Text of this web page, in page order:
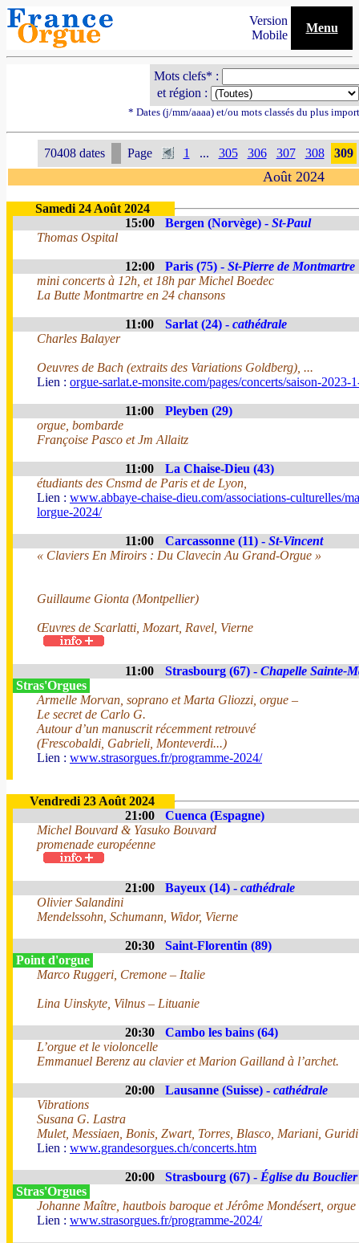
Version
Mobile
Menu
Mots clefs* :
et région :
* Dates (j/mm/aaaa) et/ou mots classés du plus
70408 dates Page 1 ... 305 306 307 308 309
Août 2024
Samedi 24 Août 2024
15:00
Bergen (Norvège) - St-Paul
Thomas Ospital
12:00 Paris (75) - St-Pierre de Montmartre
mini concerts à 12h, et 18h par Michel Boedec
La Butte Montmartre en 24 chansons
11:00 Sarlat (24) - cathédrale
Charles Balayer
Oeuvres de Bach (extraits des Variations Goldberg), ...
Lien : orgue-sarlat.e-monsite.com/pages/concerts/saison-2023-
11:00
Pleyben (29)
orgue, bombarde
Françoise Pasco et Jm Allaitz
11:00
La Chaise-Dieu (43)
étudiants des Cnsmd de Paris et de Lyon,
Lien : www.abbaye-chaise-dieu.com/associations-culturelles/
lorgue-2024/
11:00 Carcassonne (11) - St-Vincent
« Claviers En Miroirs : Du Clavecin Au Grand-Orgue »
Guillaume Gionta (Montpellier)
Œuvres de Scarlatti, Mozart, Ravel, Vierne
11:00 Strasbourg (67) - Chapelle Sainte-
Stras'Orgues
Armelle Morvan, soprano et Marta Gliozzi, orgue –
Le secret de Carlo G.
Autour d’un manuscrit récemment retrouvé
(Frescobaldi, Gabrieli, Monteverdi...)
Lien : www.strasorgues.fr/programme-2024/
Vendredi 23 Août 2024
21:00
Cuenca (Espagne)
Michel Bouvard & Yasuko Bouvard
promenade européenne
21:00 Bayeux (14) - cathédrale
Olivier Salandini
Mendelssohn, Schumann, Widor, Vierne
20:30
Saint-Florentin (89)
Point d'orgue
Marco Ruggeri, Cremone – Italie
Lina Uinskyte, Vilnus – Lituanie
20:30
Cambo les bains (64)
L’orgue et le violoncelle
Emmanuel Berenz au clavier et Marion Gailland à l’archet.
20:00 Lausanne (Suisse) - cathédrale
Vibrations
Susana G. Lastra
Mulet, Messiaen, Bonis, Zwart, Torres, Blasco, Mariani, Guridi
Lien : www.grandesorgues.ch/concerts.htm
20:00 Strasbourg (67) - Église du Bouclier
Stras'Orgues
Johanne Maître, hautbois baroque et Jérôme Mondésert, orgue
Lien : www.strasorgues.fr/programme-2024/